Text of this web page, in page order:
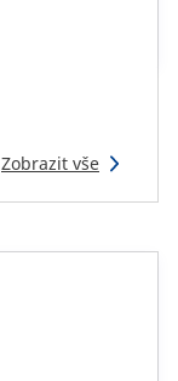
Zobrazit vše